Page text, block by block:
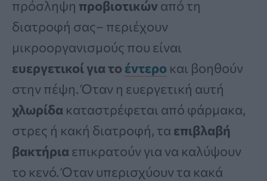
πρόσληψη προβιοτικών από τη
διατροφή σας– περιέχουν
μικροοργανισμούς που είναι
ευεργετικοί για το έντερο και βοηθούν
στην πέψη. Όταν η ευεργετική αυτή
χλωρίδα καταστρέφεται από φάρμακα,
στρες ή κακή διατροφή, τα επιβλαβή
βακτήρια επικρατούν για να καλύψουν
το κενό. Όταν υπερισχύουν τα κακά